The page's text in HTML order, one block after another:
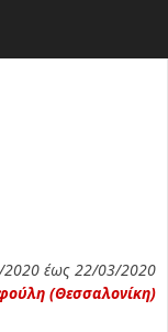
2020 έως 22/03/2020
(Θεσσαλονίκη)